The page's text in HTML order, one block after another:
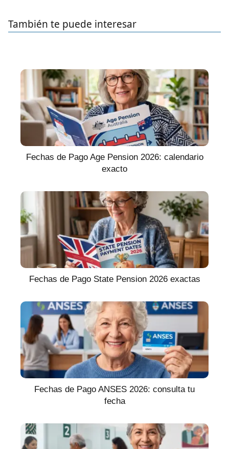
También te puede interesar
Fechas de Pago Age Pension 2026: calendario
exacto
Fechas de Pago State Pension 2026 exactas
Fechas de Pago ANSES 2026: consulta tu
fecha